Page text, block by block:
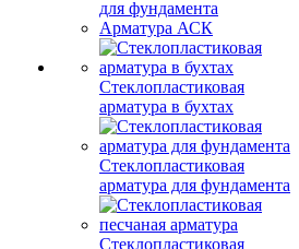
для фундамента
Арматура АСК
Стеклопластиковая
арматура в бухтах
Стеклопластиковая
арматура для фундамента
Стеклопластиковая